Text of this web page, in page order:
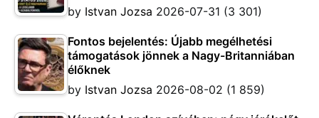
by Istvan Jozsa 2026-07-31 (3 301)
Fontos bejelentés: Újabb megélhetési
támogatások jönnek a Nagy-Britanniában
élőknek
by Istvan Jozsa 2026-08-02 (1 859)